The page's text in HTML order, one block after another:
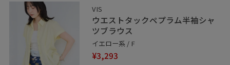
____________________________
♥お気に入り登録やフォローしていただくと、気になる
アイテムやコーディネートをいつでもすぐにチェックで
きます☺︎
VIS
ウエストタックペプラム半袖シャ
ツブラウス
イエロー系 / F
¥3,293